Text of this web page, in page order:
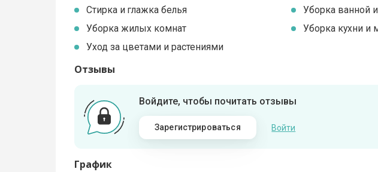
Стирка и глажка белья
Уборка ванной и
Уборка жилых комнат
Уборка кухни и
Уход за цветами и растениями
Отзывы
Войдите, чтобы почитать отзывы
Зарегистрироваться Войти
График